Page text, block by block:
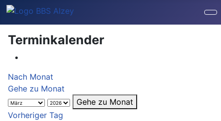
Terminkalender
Nach Monat
Gehe zu Monat
Gehe zu Monat
Vorheriger Tag